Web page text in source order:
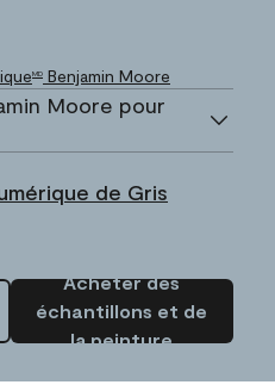
MD Benjamin Moore
Moore pour
de Gris
Acheter des
échantillons et de
la peinture